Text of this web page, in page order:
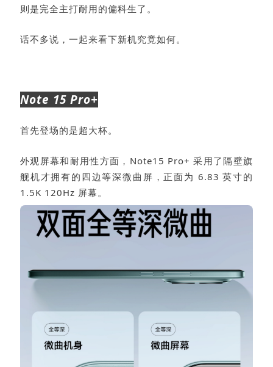
则是完全主打耐用的偏科生了。
话不多说，一起来看下新机究竟如何。
Note 15 Pro+
首先登场的是超大杯。
外观屏幕和耐用性方面，Note15 Pro+ 采用了隔壁旗
舰机才拥有的四边等深微曲屏，正面为 6.83 英寸的
1.5K 120Hz 屏幕。